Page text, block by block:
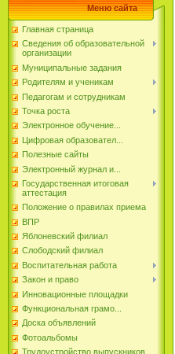
Меню сайта
Главная страница
Сведения об образовательной
организации
Муниципальные задания
Родителям и ученикам
Педагогам и сотрудникам
Точка роста
Электронное обучение...
Цифровая образовател...
Полезные сайты
Электронный журнал и...
Государственная итоговая
аттестация
Положение о правилах приема
ВПР
Яблоневский филиал
Слободский филиал
Воспитательная работа
Закон и право
Инновационные площадки
Функциональная грамо...
Доска объявлений
Фотоальбомы
Трудоустройство выпускников